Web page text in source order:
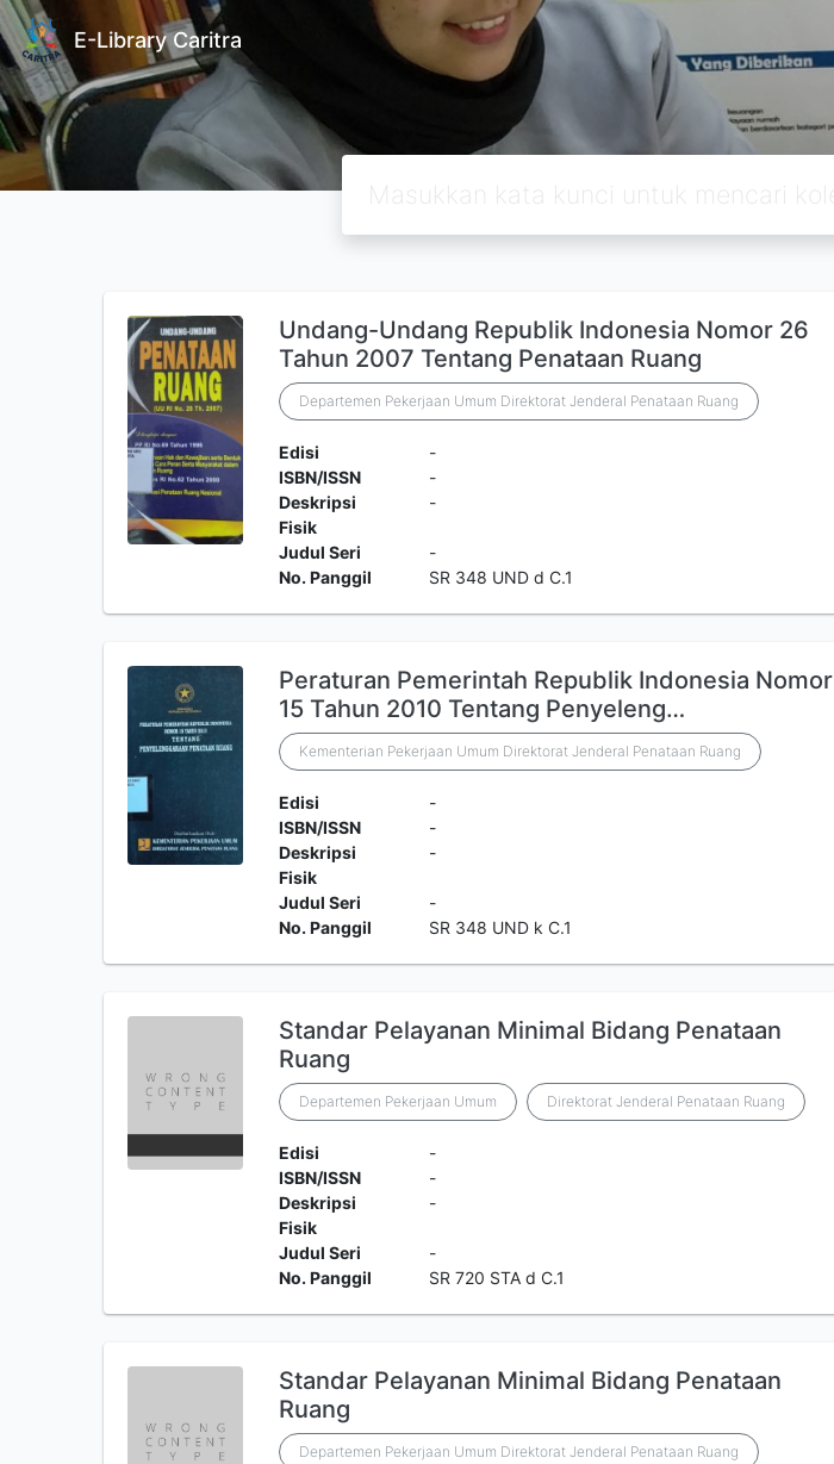
E-Library Caritra
Undang-Undang Republik Indonesia Nomor 26
Tahun 2007 Tentang Penataan Ruang
Departemen Pekerjaan Umum Direktorat Jenderal Penataan Ruang
Edisi
-
ISBN/ISSN
-
Deskripsi
Fisik
-
Judul Seri
-
No. Panggil
SR 348 UND d C.1
Peraturan Pemerintah Republik Indonesia Nomor
15 Tahun 2010 Tentang Penyeleng…
Kementerian Pekerjaan Umum Direktorat Jenderal Penataan Ruang
Edisi
-
ISBN/ISSN
-
Deskripsi
Fisik
-
Judul Seri
-
No. Panggil
SR 348 UND k C.1
Standar Pelayanan Minimal Bidang Penataan
Ruang
Departemen Pekerjaan Umum Direktorat Jenderal Penataan Ruang
Edisi
-
ISBN/ISSN
-
Deskripsi
Fisik
-
Judul Seri
-
No. Panggil
SR 720 STA d C.1
Standar Pelayanan Minimal Bidang Penataan
Ruang
Departemen Pekerjaan Umum Direktorat Jenderal Penataan Ruang